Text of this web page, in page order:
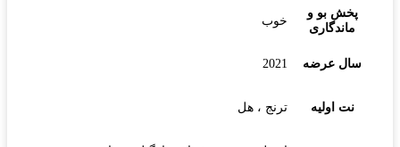
پخش بو و
ماندگاری
خوب
سال عرضه 2021
نت اولیه ترنج ، هل